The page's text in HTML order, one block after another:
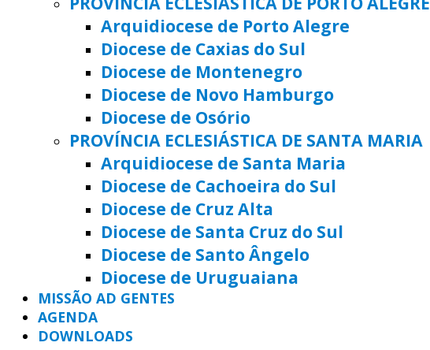
Arquidiocese de Porto Alegre
Diocese de Caxias do Sul
Diocese de Montenegro
Diocese de Novo Hamburgo
Diocese de Osório
PROVÍNCIA ECLESIÁSTICA DE SANTA MARIA
Arquidiocese de Santa Maria
Diocese de Cachoeira do Sul
Diocese de Cruz Alta
Diocese de Santa Cruz do Sul
Diocese de Santo Ângelo
Diocese de Uruguaiana
MISSÃO AD GENTES
AGENDA
DOWNLOADS